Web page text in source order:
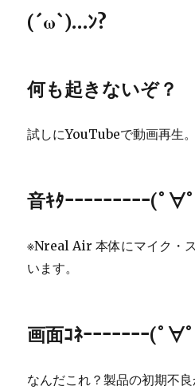
(´ω`)…ﾝ?
何も起きないぞ？
試しにYouTubeで動画再生。
音ｷﾀｰｰｰｰｰｰｰｰｰ(ﾟ∀
※Nreal Air 本体にマイク・
います。
画面ｺﾈｰｰｰｰｰｰｰ(ﾟ∀
なんだこれ？製品の初期不良